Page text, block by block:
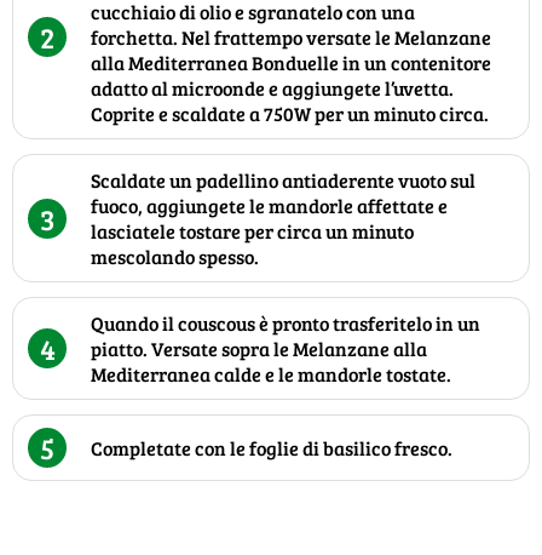
2
cucchiaio di olio e sgranatelo con una
forchetta. Nel frattempo versate le Melanzane
alla Mediterranea Bonduelle in un contenitore
adatto al microonde e aggiungete l’uvetta.
Coprite e scaldate a 750W per un minuto circa.
3
Scaldate un padellino antiaderente vuoto sul
fuoco, aggiungete le mandorle affettate e
lasciatele tostare per circa un minuto
mescolando spesso.
4
Quando il couscous è pronto trasferitelo in un
piatto. Versate sopra le Melanzane alla
Mediterranea calde e le mandorle tostate.
5 Completate con le foglie di basilico fresco.